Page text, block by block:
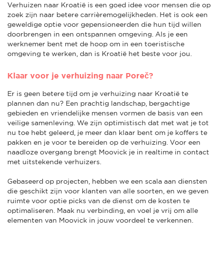
Verhuizen naar Kroatië is een goed idee voor mensen die op
zoek zijn naar betere carrièremogelijkheden. Het is ook een
geweldige optie voor gepensioneerden die hun tijd willen
doorbrengen in een ontspannen omgeving. Als je een
werknemer bent met de hoop om in een toeristische
omgeving te werken, dan is Kroatië het beste voor jou.
Klaar voor je verhuizing naar Poreč?
Er is geen betere tijd om je verhuizing naar Kroatië te
plannen dan nu? Een prachtig landschap, bergachtige
gebieden en vriendelijke mensen vormen de basis van een
veilige samenleving. We zijn optimistisch dat met wat je tot
nu toe hebt geleerd, je meer dan klaar bent om je koffers te
pakken en je voor te bereiden op de verhuizing. Voor een
naadloze overgang brengt Moovick je in realtime in contact
met uitstekende verhuizers.
Gebaseerd op projecten, hebben we een scala aan diensten
die geschikt zijn voor klanten van alle soorten, en we geven
ruimte voor optie picks van de dienst om de kosten te
optimaliseren. Maak nu verbinding, en voel je vrij om alle
elementen van Moovick in jouw voordeel te verkennen.